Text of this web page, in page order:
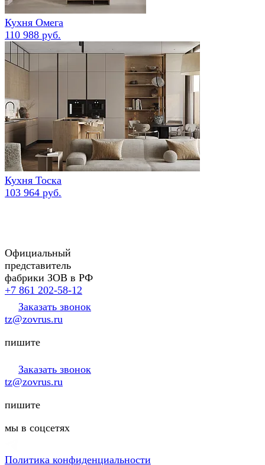
Кухня Омега
110 988 руб.
Кухня Тоска
103 964 руб.
Официальный
представитель
фабрики ЗОВ в РФ
+7 861 202-58-12
Заказать звонок
tz@zovrus.ru
пишите
Заказать звонок
tz@zovrus.ru
пишите
мы в соцсетях
Политика конфиденциальности